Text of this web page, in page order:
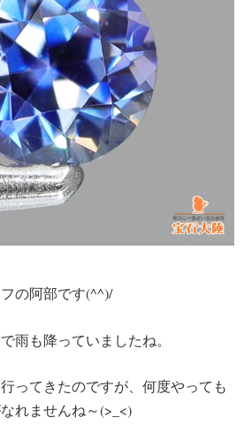
の阿部です(^^)/
雨も降っていましたね。
ってきたのですが、何度やっても
れませんね～(>_<)